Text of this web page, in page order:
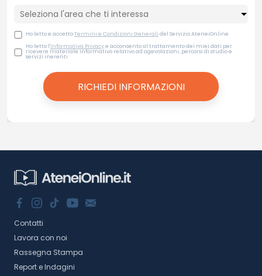
Ho letto e accettoTermini e Condizioni Generali del Servizio AteneiOnline
Ho letto l'Informativa Privacye acconsento al trattamento dei miei dati per
ricevere materiale informativo relativo ad agevolazioni, percorsi di studio e
servizi inerenti
Contatti
Lavora con noi
Rassegna Stampa
Report e Indagini